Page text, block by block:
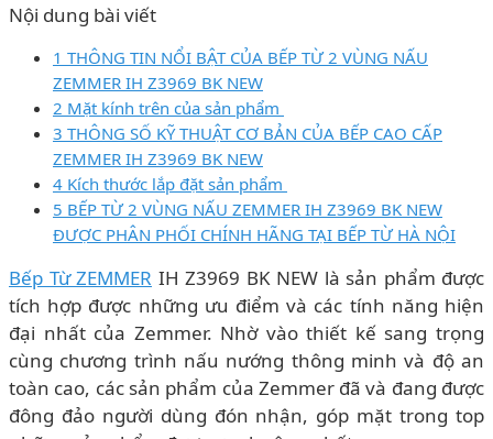
Nội dung bài viết
1 THÔNG TIN NỔI BẬT CỦA BẾP TỪ 2 VÙNG NẤU
ZEMMER IH Z3969 BK NEW
2 Mặt kính trên của sản phẩm
3 THÔNG SỐ KỸ THUẬT CƠ BẢN CỦA BẾP CAO CẤP
ZEMMER IH Z3969 BK NEW
4 Kích thước lắp đặt sản phẩm
5 BẾP TỪ 2 VÙNG NẤU ZEMMER IH Z3969 BK NEW
ĐƯỢC PHÂN PHỐI CHÍNH HÃNG TẠI BẾP TỪ HÀ NỘI
Bếp Từ ZEMMER IH Z3969 BK NEW là sản phẩm được
tích hợp được những ưu điểm và các tính năng hiện
đại nhất của Zemmer. Nhờ vào thiết kế sang trọng
cùng chương trình nấu nướng thông minh và độ an
toàn cao, các sản phẩm của Zemmer đã và đang được
đông đảo người dùng đón nhận, góp mặt trong top